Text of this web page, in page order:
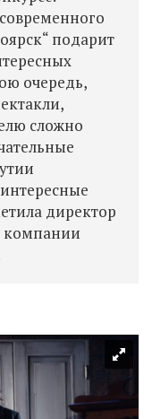
подарит
очередь,
сложно
директор
компании